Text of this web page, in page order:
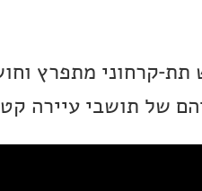
תת-קרחוני מתפרץ
של תושבי עיירה